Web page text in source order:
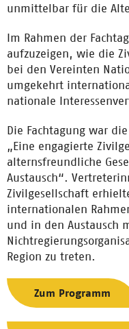
unmittelbar für die
Im Rahmen der
aufzuzeigen, wie die
bei den Vereinten
umgekehrt
nationale
Die Fachtagung war
„Eine engagierte
alternsfreundliche
Austausch“.
Zivilgesellschaft
internationalen
und in den Austausch
Region zu treten.
Zum Programm